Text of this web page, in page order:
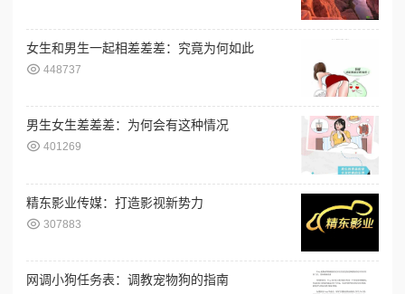
女生和男生一起相差差差：究竟为何如此
448737
男生女生差差差：为何会有这种情况
401269
精东影业传媒：打造影视新势力
307883
网调小狗任务表：调教宠物狗的指南